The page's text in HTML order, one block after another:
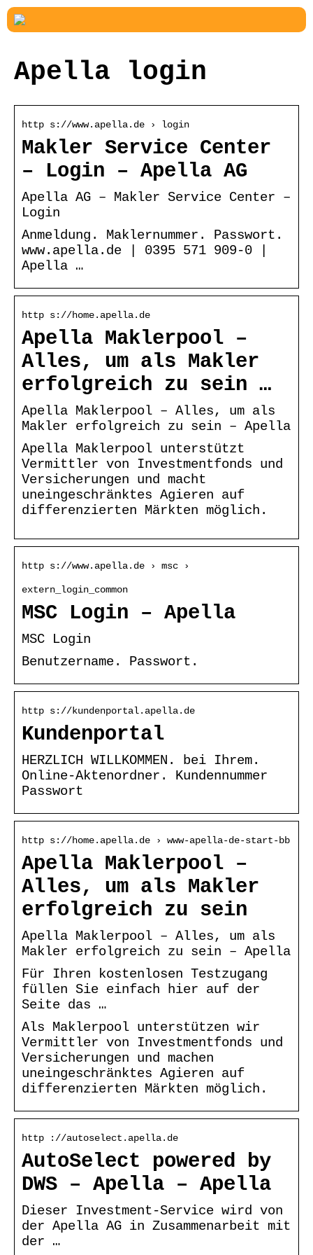
Apella login
http s://www.apella.de › login
Makler Service Center
– Login – Apella AG
Apella AG – Makler Service Center –
Login
Anmeldung. Maklernummer. Passwort.
www.apella.de | 0395 571 909-0 |
Apella …
http s://home.apella.de
Apella Maklerpool –
Alles, um als Makler
erfolgreich zu sein …
Apella Maklerpool – Alles, um als
Makler erfolgreich zu sein – Apella
Apella Maklerpool unterstützt
Vermittler von Investmentfonds und
Versicherungen und macht
uneingeschränktes Agieren auf
differenzierten Märkten möglich.
http s://www.apella.de › msc ›
extern_login_common
MSC Login – Apella
MSC Login
Benutzername. Passwort.
http s://kundenportal.apella.de
Kundenportal
HERZLICH WILLKOMMEN. bei Ihrem.
Online-Aktenordner. Kundennummer
Passwort
http s://home.apella.de › www-apella-de-start-bb
Apella Maklerpool –
Alles, um als Makler
erfolgreich zu sein
Apella Maklerpool – Alles, um als
Makler erfolgreich zu sein – Apella
Für Ihren kostenlosen Testzugang
füllen Sie einfach hier auf der
Seite das …
Als Maklerpool unterstützen wir
Vermittler von Investmentfonds und
Versicherungen und machen
uneingeschränktes Agieren auf
differenzierten Märkten möglich.
http ://autoselect.apella.de
AutoSelect powered by
DWS – Apella – Apella
Dieser Investment-Service wird von
der Apella AG in Zusammenarbeit mit
der …